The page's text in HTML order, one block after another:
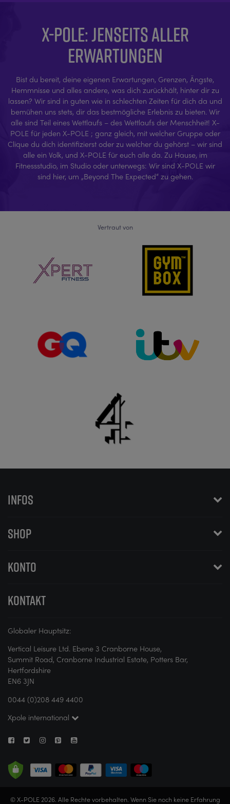
X-POLE: JENSEITS ALLER
ERWARTUNGEN
Bist du bereit, deine eigenen Erwartungen, Grenzen, Ängste,
Hemmnisse und alles andere, was dich zurückhält, hinter dir zu
lassen? Wir sind in guten wie in schlechten Zeiten für dich da und
bemühen uns stets, dir das bestmögliche Erlebnis zu bieten. Wir
alle sind Teil eines Wettlaufs – des Wettlaufs der Menschheit! X-
POLE für jeden X-POLE ; ganz gleich, mit welcher Gruppe oder
Clique du dich identifizierst oder zu welcher du gehörst – wir sind
alle ein Volk, und X-POLE für euch alle da. Zu Hause, im
Fitnessstudio, im Studio oder unterwegs: Wir sind X-POLE wir
sind hier, um „Beyond The Expected“ zu gehen.
Vertraut von
INFOS
SHOP
KONTO
KONTAKT
Globaler Hauptsitz:
Vertical Leisure Ltd. Ebene 3 Cranborne House,
Summit Road, Cranborne Industrial Estate, Potters Bar,
Hertfordshire
EN6 3JN
0044 (0)208 449 4400
Xpole international
© X-POLE 2026. Alle Rechte vorbehalten. Wenn Sie noch keine Erfahrung